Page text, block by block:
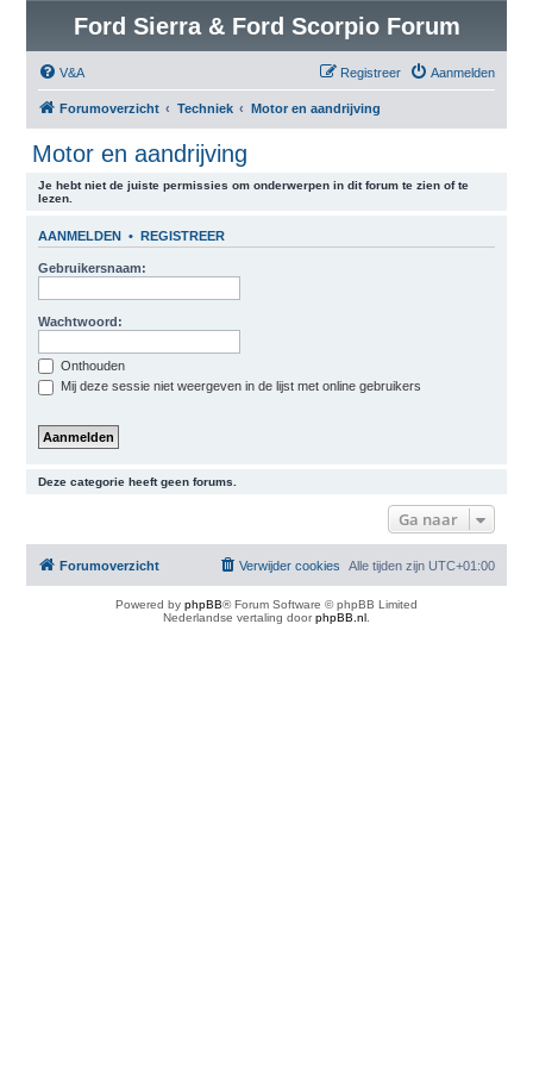
Ford Sierra & Ford Scorpio Forum
V&A Aanmelden
Registreer
Forumoverzicht Techniek Motor en aandrijving
Motor en aandrijving
Je hebt niet de juiste permissies om onderwerpen in dit forum te zien of te
lezen.
AANMELDEN • REGISTREER
Gebruikersnaam:
Wachtwoord:
Onthouden
Mij deze sessie niet weergeven in de lijst met online gebruikers
Deze categorie heeft geen forums.
Ga naar
Forumoverzicht Alle tijden zijn UTC+01:00
Verwijder cookies
Powered by phpBB® Forum Software © phpBB Limited
Nederlandse vertaling doorphpBB.nl